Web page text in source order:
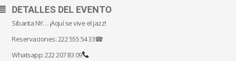
DETALLES DEL EVENTO
Sibarita NY… ¡Aquí se vive el jazz!
Reservaciones: 222 555 54 33☎
Whatsapp: 222 207 83 09